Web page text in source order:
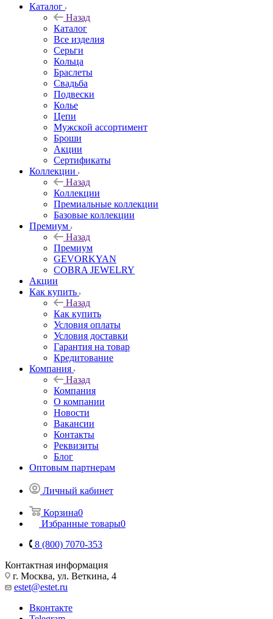
Каталог
Назад
Каталог
Все изделия
Серьги
Кольца
Браслеты
Свадьба
Подвески
Колье
Цепи
Мужской ассортимент
Броши
Акции
Сертификаты
Коллекции
Назад
Коллекции
Премиальные коллекции
Базовые коллекции
Премиум
Назад
Премиум
GEVORKYAN
COBRA JEWELRY
Акции
Как купить
Назад
Как купить
Условия оплаты
Условия доставки
Гарантия на товар
Кредитование
Компания
Назад
Компания
О компании
Новости
Вакансии
Контакты
Реквизиты
Блог
Оптовым партнерам
Личный кабинет
Корзина0
Избранные товары0
8 (800) 7070-353
Контактная информация
г. Москва, ул. Веткина, 4
estet@estet.ru
Вконтакте